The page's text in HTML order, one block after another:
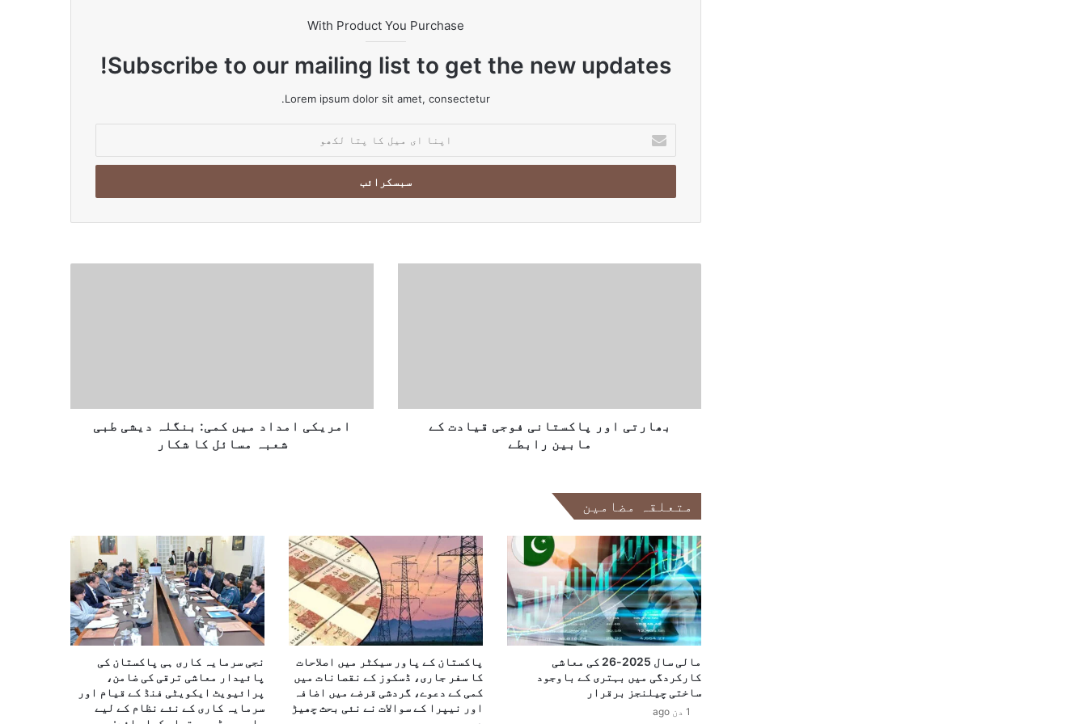
With Product You Purchase
Subscribe to our mailing list to get the new updates!
Lorem ipsum dolor sit amet, consectetur.
ن
ا
ل
ر
ت
ی
ف
و
ج
ی
ق
ی
ا
د
ت
بھارتی اور پاکستانی فوجی قیادت کے
مابین رابطے
د
:
ب
ن
گ
ل
ہ
د
ی
ش
ی
امریکی امداد میں کمی: بنگلہ دیشی طبی
شعبہ مسائل کا شکار
متعلقہ مضامین
مالی سال 2025-26 کی معاشی
کارکردگی میں بہتری کے باوجود
ساختی چیلنجز برقرار
1 دن ago
پاکستان کے پاور سیکٹر میں اصلاحات
کا سفر جاری، ڈسکوز کے نقصانات میں
کمی کے دعوے، گردشی قرضے میں اضافہ
اور نیپرا کے سوالات نے نئی بحث چھیڑ
نجی سرمایہ کاری ہی پاکستان کی
پائیدار معاشی ترقی کی ضامن،
پرائیویٹ ایکویٹی فنڈ کے قیام اور
سرمایہ کاری کے نئے نظام کے لیے